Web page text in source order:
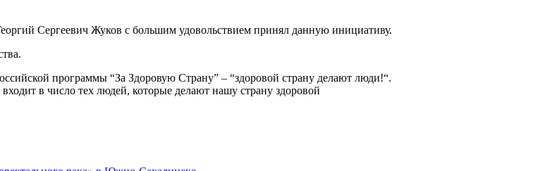
Сергеевич Жуков с большим удовольствием принял данную инициативу.
программы “За Здоровую Страну” – “здоровой страну делают люди!“.
в число тех людей, которые делают нашу страну здоровой